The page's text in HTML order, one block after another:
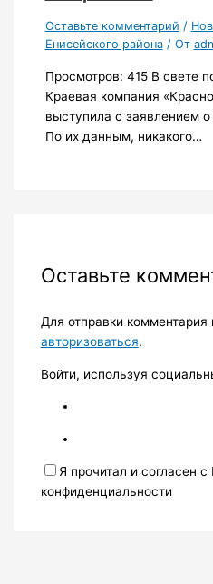
Оставьте комментарий /
Енисейского района/ От
Просмотров: 415 В свете
Краевая компания
выступила с заявлением
По их данным, никакого…
Оставьте
Для отправки
авторизоваться.
Войти, используя
Я прочитал и согласен с
конфиденциальности